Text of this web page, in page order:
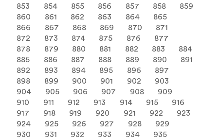
853
854 855 856 857 858
859
860
861 862 863 864
865
866
867 868 869 870
871
872
873 874 875 876
877
878
879 880 881 882 883
884
885
886 887 888 889 890
891
892
893 894 895 896
897
898
899 900 901 902
903
904
905 906 907 908
909
910
911 912 913 914 915
916
917
918 919 920 921 922
923
924
925 926 927 928
929
930
931 932 933 934
935